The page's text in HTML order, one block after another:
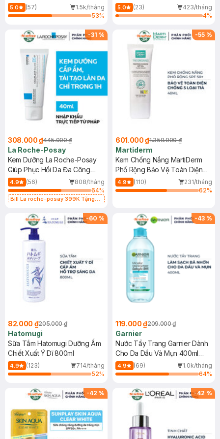
Dầu 500ml
5.0 (57)
1.5k/tháng
53%
(Mới)
5.0 (23)
423/tháng
4%
-31 %
308.000 ₫445.000 ₫
La Roche-Posay
Kem Dưỡng La Roche-Posay
Giúp Phục Hồi Da Đa Công
Dụng 40ml
4.9 (56)
808/tháng
64%
Bill La roche-posay 399K Tặng
(SL có hạn)
-55 %
601.000 ₫1.350.000 ₫
Martiderm
Kem Chống Nắng MartiDerm
Phổ Rộng Bảo Vệ Toàn Diện
40ml
4.9 (110)
231/tháng
62%
-60 %
82.000 ₫205.000 ₫
Hatomugi
Sữa Tắm Hatomugi Dưỡng Ẩm
Chiết Xuất Ý Dĩ 800ml
4.9 (123)
714/tháng
52%
-43 %
119.000 ₫209.000 ₫
Garnier
Nước Tẩy Trang Garnier Dành
Cho Da Dầu Và Mụn 400ml
(Mới)
4.9 (69)
1.0k/tháng
64%
-42 % -42 %